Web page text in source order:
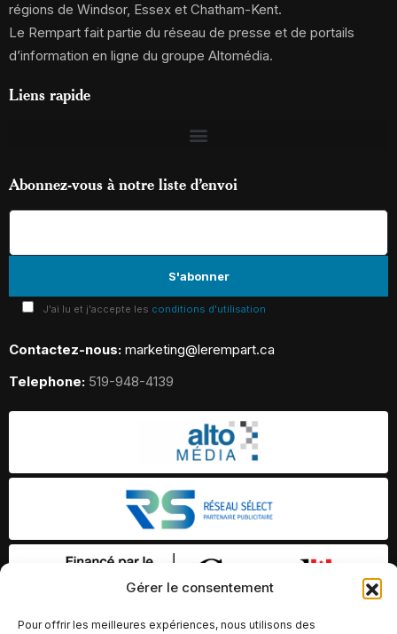
Gérer le consentement
Pour offrir les meilleures expériences, nous utilisons des
régions de Windsor, Essex et Chatham-Kent.
Le Rempart fait partie du réseau de presse et de portails
d’information en ligne du groupe Altomédia.
Liens rapide
Abonnez-vous à notre liste d’envoi
J'ai lu et j'accepte les conditions d'utilisation
Contactez-nous: marketing@lerempart.ca
Telephone: 519-948-4139